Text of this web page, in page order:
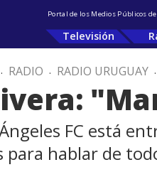
Portal de los Medios Públicos
Televisión
. RADIO . RADIO URUGUAY .
FC está
para hablar de